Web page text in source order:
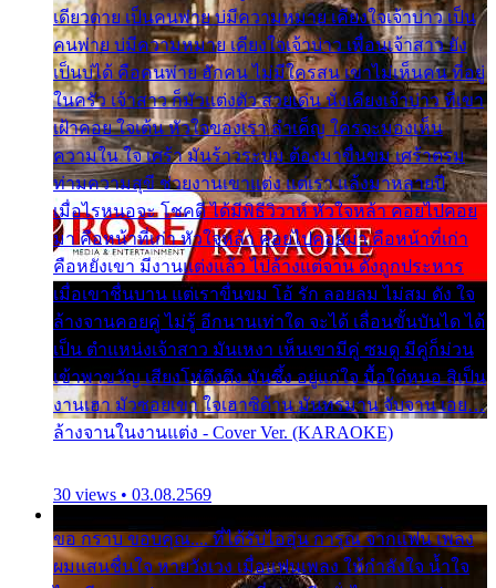
เดียวดาย เป็นคนพ่าย บ่มีความหมาย เคียงใจเจ้าบ่าว เป็น
คนพ่าย บ่มีความหมาย เคียงใจเจ้าบ่าว เพื่อนเจ้าสาว ยัง
เป็นบ่ได้ คือคนพ่าย ฮักคน ไม่มีใครสน เขาไม่เห็นคน ที่อยู่
ในครัว เจ้าสาว ก็มัวแต่งตัว สวยเด่น นั่งเคียงเจ้าบ่าว ที่เขา
เฝ้าคอย ใจเต้น หัวใจของเรา ลำเค็ญ ใครจะมองเห็น
ความใน ใจ เศร้า มันร้าวระบม ต้องมาขื่นขม เศร้าตรม
ท่ามความสุขี ช่วยงานเขาแต่ง แต่เรา แล้งมาหลายปี
เมื่อไรหนอจะ โชคดี ได้มีพิธีวิวาห์ หัวใจหล้า คอยไปคอย
มา คือหน้าที่เก่า หัวใจหล้า คอยไปคอยมา คือหน้าที่เก่า
คือหยังเขา มีงานแต่งแล้ว ไปล้างแต่จาน ดั่งถูกประหาร
เมื่อเขาชื่นบาน แต่เราขื่นขม โอ้ รัก ลอยลม ไม่สม ดัง ใจ
ล้างจานคอยคู่ ไม่รู้ อีกนานเท่าใด จะได้ เลื่อนขั้นบันได ได้
เป็น ตำแหน่งเจ้าสาว มันเหงา เห็นเขามีคู่ ซมดู มีคู่ก็ม่วน
เข้าพาขวัญ เสียงโห่ตึงตึง มันซึ้ง อยู่แก่ใจ มื้อใด๋หนอ สิเป็น
งานเฮา มัวซอยเขา ใจเฮาซิด้าน มันทรมาน จับจาน เอย…
ล้างจานในงานแต่ง - Cover Ver. (KARAOKE)
30 views • 03.08.2569
ขอ กราบ ขอบคุณ.... ที่ได้รับไออุ่น การุณ จากแฟน เพลง
ผมแสนชื่นใจ หายวังเวง เมื่อแฟนเพลง ให้กำลังใจ น้ำใจ